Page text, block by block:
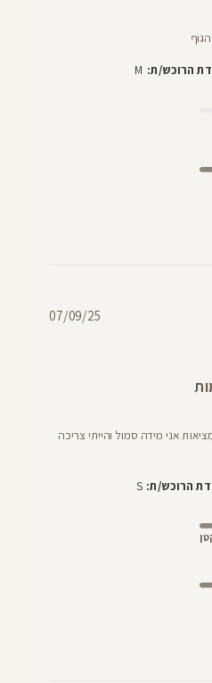
הרוכש/ת: M
אני מידה סמול והייתי צריכה
הרוכש/ת: S
תאריך07/09/25